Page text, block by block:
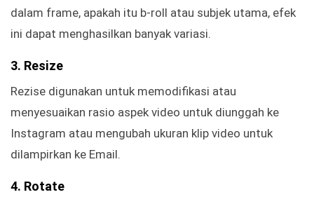
dalam frame, apakah itu b-roll atau subjek utama, efek
ini dapat menghasilkan banyak variasi.
3. Resize
Rezise digunakan untuk memodifikasi atau
menyesuaikan rasio aspek video untuk diunggah ke
Instagram atau mengubah ukuran klip video untuk
dilampirkan ke Email.
4. Rotate